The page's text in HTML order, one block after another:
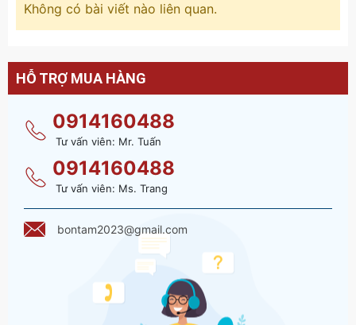
Không có bài viết nào liên quan.
HỖ TRỢ MUA HÀNG
0914160488
Tư vấn viên: Mr. Tuấn
0914160488
Tư vấn viên: Ms. Trang
bontam2023@gmail.com